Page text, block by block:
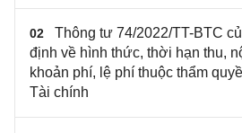
02
Thông tư 74/2022/TT-BTC
định về hình thức, thời hạn thu,
khoản phí, lệ phí thuộc thẩm
Tài chính